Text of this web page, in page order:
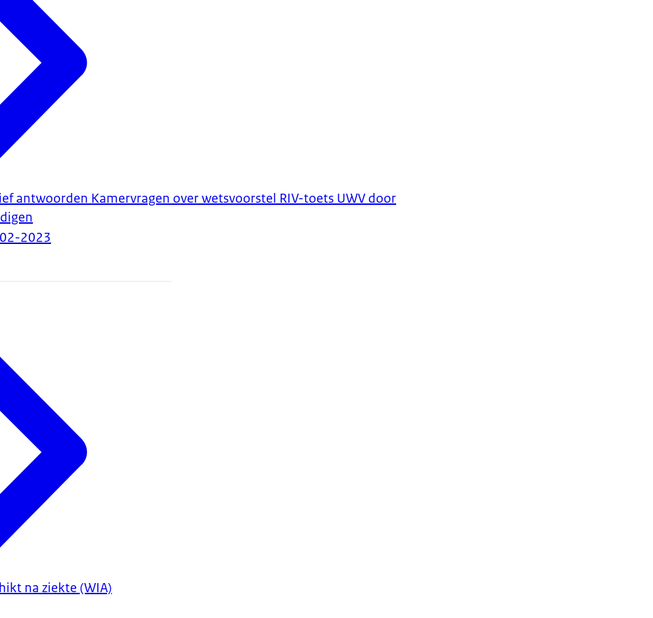
antwoorden Kamervragen over wetsvoorstel RIV-toets UWV door
2023
na ziekte (WIA)